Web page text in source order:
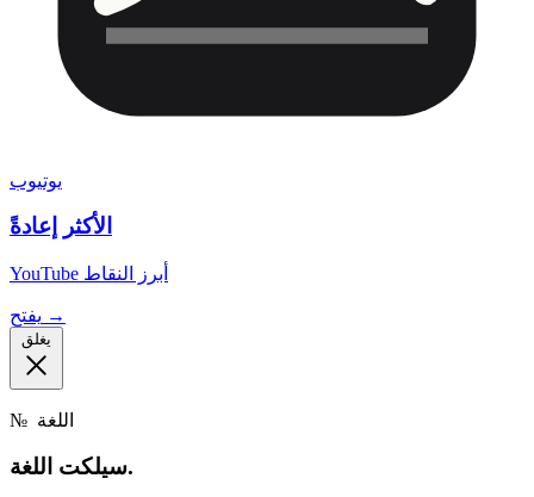
يوتيوب
الأكثر إعادةً
YouTube أبرز النقاط
يفتح →
يغلق
№ اللغة
سيلكتاللغة.